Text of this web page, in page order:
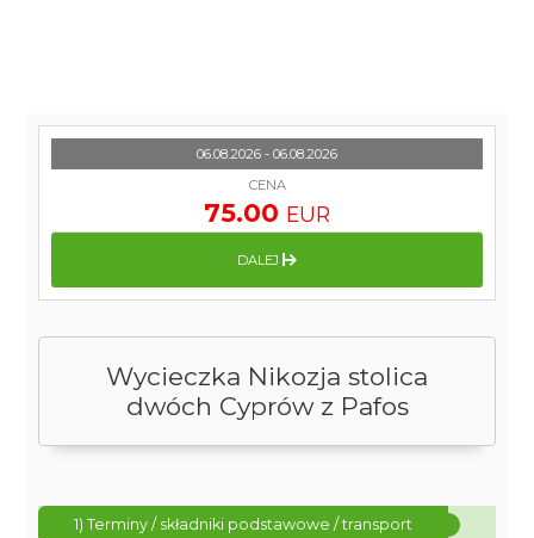
Wycieczka Nikozja stolica
dwóch Cyprów z Pafos
1) Terminy / składniki podstawowe / transport
06.08.2026 - 06.08.2026
CENA
75.00 EUR
DALEJ